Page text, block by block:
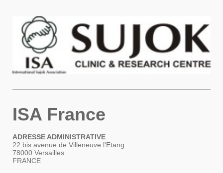
ISA France
ADRESSE ADMINISTRATIVE
22 bis avenue de Villeneuve l'Etang
78000 Versailles
FRANCE